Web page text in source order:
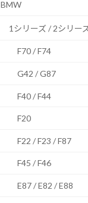
BMW
1シリーズ / 2シリー
F70 / F74
G42 / G87
F40 / F44
F20
F22 / F23 / F87
F45 / F46
E87 / E82 / E88